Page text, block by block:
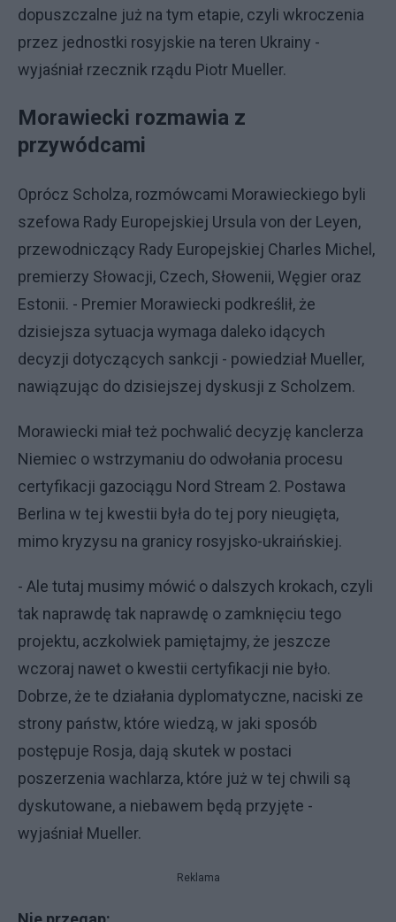
dopuszczalne już na tym etapie, czyli wkroczenia
przez jednostki rosyjskie na teren Ukrainy -
wyjaśniał rzecznik rządu Piotr Mueller.
Morawiecki rozmawia z
przywódcami
Oprócz Scholza, rozmówcami Morawieckiego byli
szefowa Rady Europejskiej Ursula von der Leyen,
przewodniczący Rady Europejskiej Charles Michel,
premierzy Słowacji, Czech, Słowenii, Węgier oraz
Estonii. - Premier Morawiecki podkreślił, że
dzisiejsza sytuacja wymaga daleko idących
decyzji dotyczących sankcji - powiedział Mueller,
nawiązując do dzisiejszej dyskusji z Scholzem.
Morawiecki miał też pochwalić decyzję kanclerza
Niemiec o wstrzymaniu do odwołania procesu
certyfikacji gazociągu Nord Stream 2. Postawa
Berlina w tej kwestii była do tej pory nieugięta,
mimo kryzysu na granicy rosyjsko-ukraińskiej.
- Ale tutaj musimy mówić o dalszych krokach, czyli
tak naprawdę tak naprawdę o zamknięciu tego
projektu, aczkolwiek pamiętajmy, że jeszcze
wczoraj nawet o kwestii certyfikacji nie było.
Dobrze, że te działania dyplomatyczne, naciski ze
strony państw, które wiedzą, w jaki sposób
postępuje Rosja, dają skutek w postaci
poszerzenia wachlarza, które już w tej chwili są
dyskutowane, a niebawem będą przyjęte -
wyjaśniał Mueller.
Reklama